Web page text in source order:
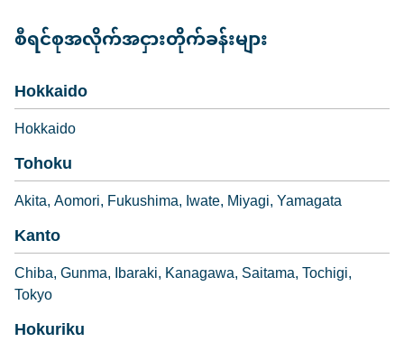
စီရင်စုအလိုက်အငှားတိုက်ခန်းများ
Hokkaido
Hokkaido
Tohoku
Akita Aomori Fukushima Iwate Miyagi Yamagata
Kanto
Chiba Gunma Ibaraki Kanagawa Saitama Tochigi
Tokyo
Hokuriku